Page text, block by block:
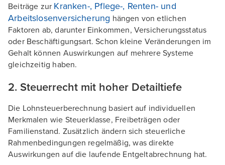
Beiträge zur Kranken-, Pflege-, Renten- und
Arbeitslosenversicherung hängen von etlichen
Faktoren ab, darunter Einkommen, Versicherungsstatus
oder Beschäftigungsart. Schon kleine Veränderungen im
Gehalt können Auswirkungen auf mehrere Systeme
gleichzeitig haben.
2. Steuerrecht mit hoher Detailtiefe
Die Lohnsteuerberechnung basiert auf individuellen
Merkmalen wie Steuerklasse, Freibeträgen oder
Familienstand. Zusätzlich ändern sich steuerliche
Rahmenbedingungen regelmäßig, was direkte
Auswirkungen auf die laufende Entgeltabrechnung hat.